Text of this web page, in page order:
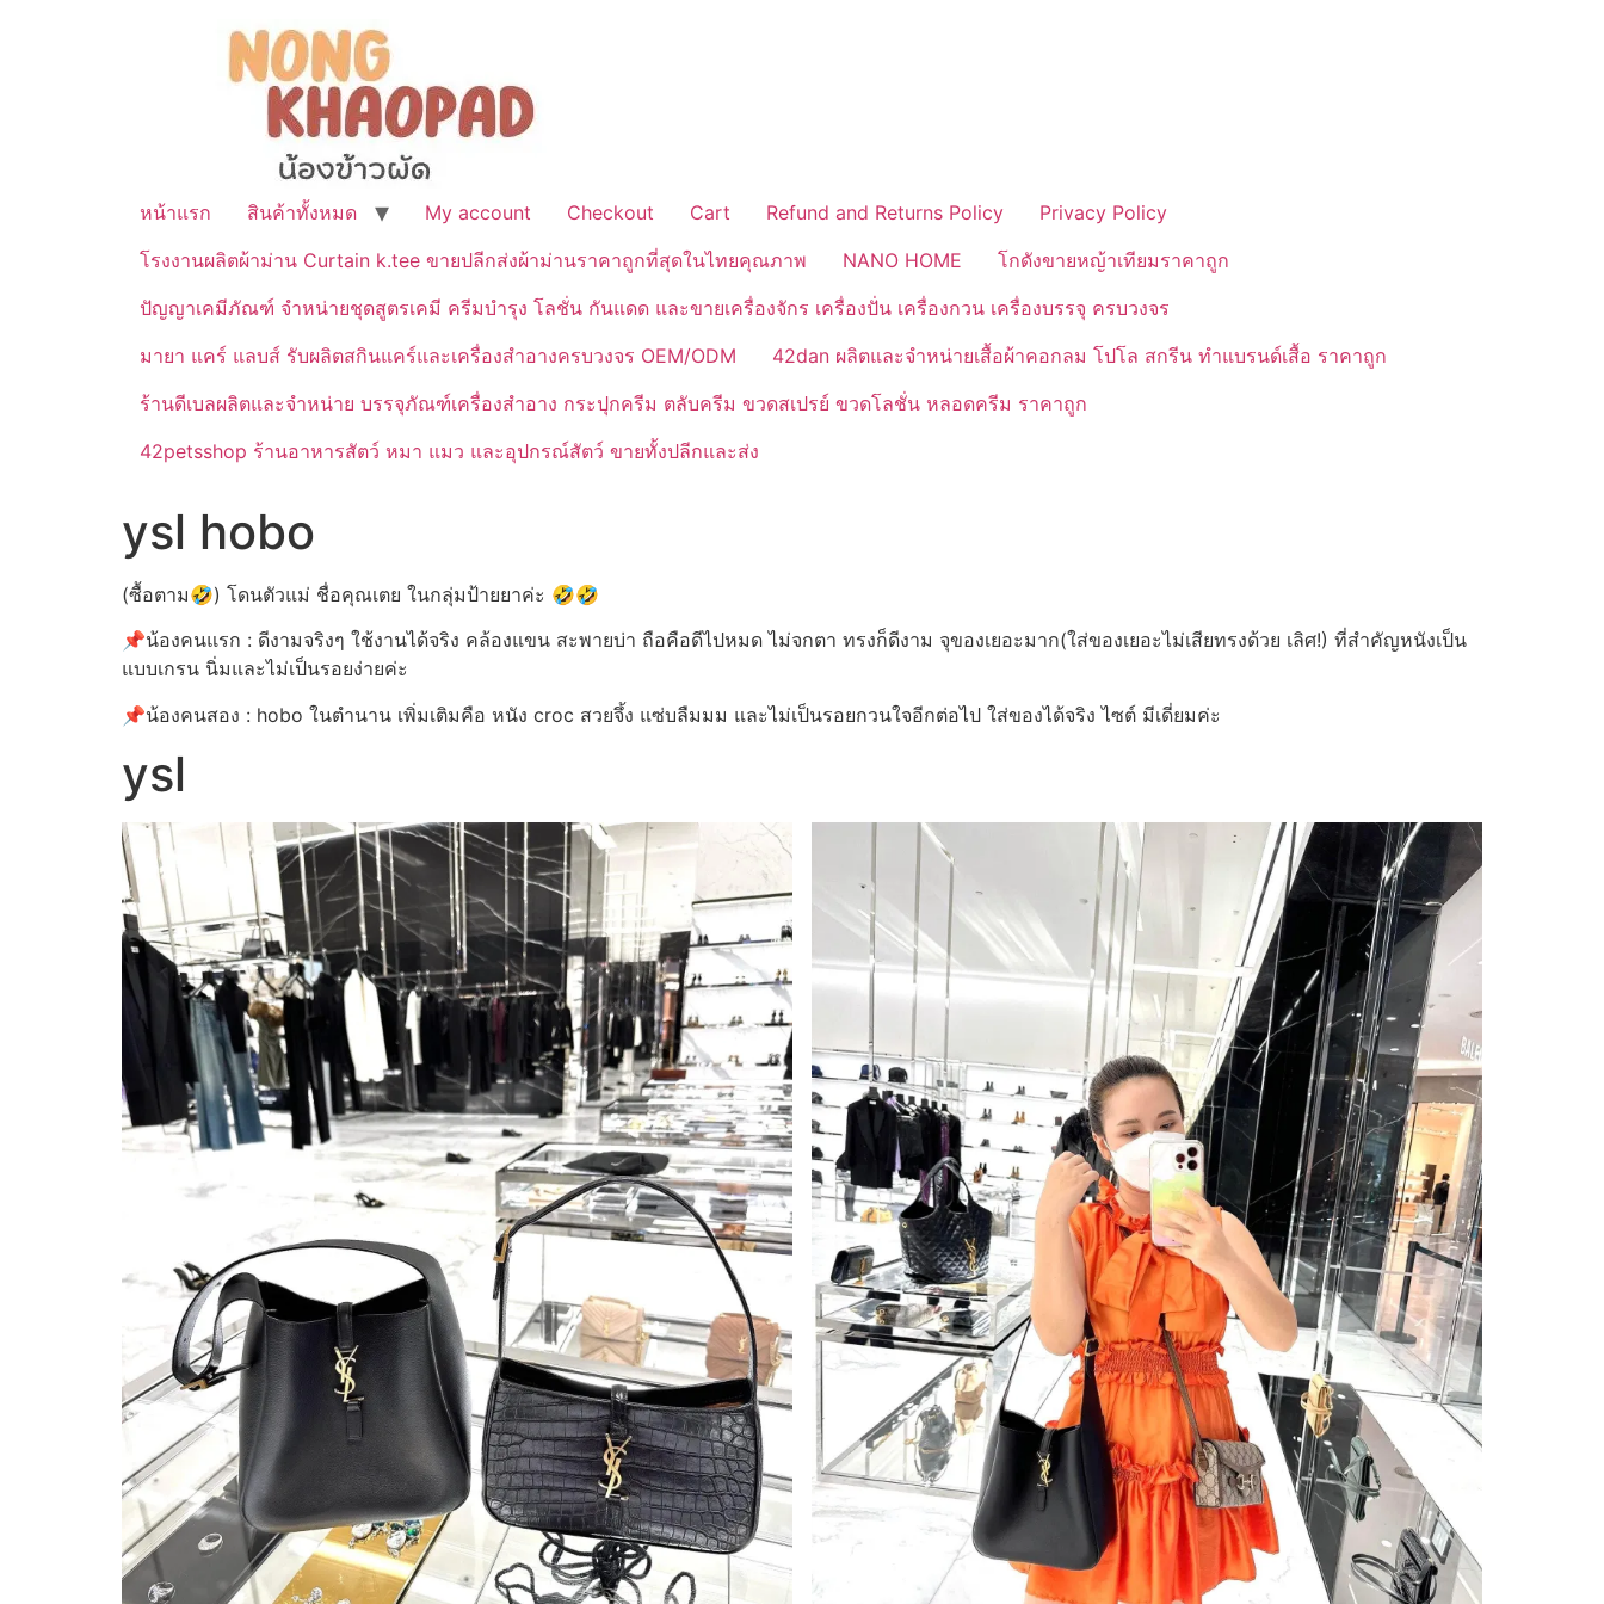
หน้าแรก สินค้าทั้งหมด My account Checkout Cart Refund and Returns Policy
Privacy Policy
โรงงานผลิตผ้าม่าน Curtain k.tee ขายปลีกส่งผ้าม่านราคาถูกที่สุดในไทยคุณภาพ
NANO HOME
โกดังขายหญ้าเทียมราคาถูก
ปัญญาเคมีภัณฑ์ จำหน่ายชุดสูตรเคมี ครีมบำรุง โลชั่น กันแดด และขายเครื่องจักร เครื่องปั่น เครื่องกวน เครื่องบรรจุ ครบวงจร
มายา แคร์ แลบส์ รับผลิตสกินแคร์และเครื่องสำอางครบวงจร OEM/ODM
42dan ผลิตและจำหน่ายเสื้อผ้าคอกลม โปโล สกรีน ทำแบรนด์เสื้อ ราคาถูก
ร้านดีเบลผลิตและจำหน่าย บรรจุภัณฑ์เครื่องสำอาง กระปุกครีม ตลับครีม ขวดสเปรย์ ขวดโลชั่น หลอดครีม ราคาถูก
42petsshop ร้านอาหารสัตว์ หมา แมว และอุปกรณ์สัตว์ ขายทั้งปลีกและส่ง
ysl hobo
(ซื้อตาม🤣) โดนตัวแม่ ชื่อคุณเตย ในกลุ่มป้ายยาค่ะ 🤣🤣
📌น้องคนแรก : ดีงามจริงๆ ใช้งานได้จริง คล้องแขน สะพายบ่า ถือคือดีไปหมด ไม่จกตา ทรงก็ดีงาม จุของเยอะมาก(ใส่ของเยอะไม่เสียทรงด้วย เลิศ!) ที่สำคัญหนังเป็น
แบบเกรน นิ่มและไม่เป็นรอยง่ายค่ะ
📌น้องคนสอง : hobo ในตำนาน เพิ่มเติมคือ หนัง croc สวยจึ้ง แซ่บลืมมม และไม่เป็นรอยกวนใจอีกต่อไป ใส่ของได้จริง ไซต์ มีเดี่ยมค่ะ
ysl